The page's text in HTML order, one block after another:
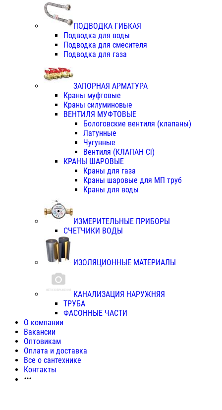
ПОДВОДКА ГИБКАЯ
Подводка для воды
Подводка для смесителя
Подводка для газа
ЗАПОРНАЯ АРМАТУРА
Краны муфтовые
Краны силуминовые
ВЕНТИЛЯ МУФТОВЫЕ
Бологовские вентиля (клапаны)
Латунные
Чугунные
Вентиля (КЛАПАН Сi)
КРАНЫ ШАРОВЫЕ
Краны для газа
Краны шаровые для МП труб
Краны для воды
ИЗМЕРИТЕЛЬНЫЕ ПРИБОРЫ
СЧЕТЧИКИ ВОДЫ
ИЗОЛЯЦИОННЫЕ МАТЕРИАЛЫ
КАНАЛИЗАЦИЯ НАРУЖНЯЯ
ТРУБА
ФАСОННЫЕ ЧАСТИ
О компании
Вакансии
Оптовикам
Оплата и доставка
Все о сантехнике
Контакты